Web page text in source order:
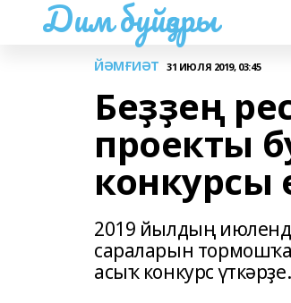
Дим буйҙары
ЙӘМҒИӘТ 31 ИЮЛЯ 2019, 03:45
Беҙҙең
проекты
конкурсы
2019 йылдың
сараларын
асыҡ конкурс үткәрҙе.